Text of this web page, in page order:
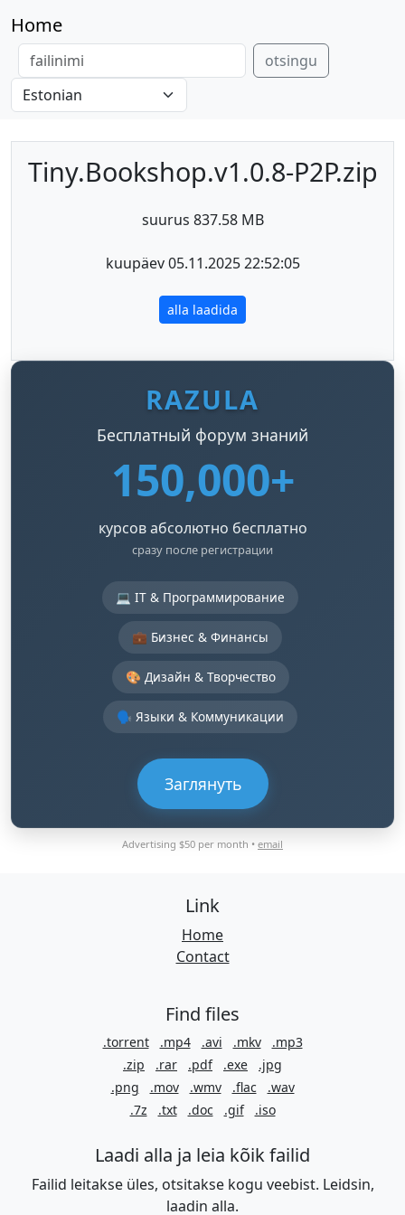
Home
otsingu
Tiny.Bookshop.v1.0.8-P2P.zip
suurus 837.58 MB
kuupäev 05.11.2025 22:52:05
alla laadida
RAZULA
Бесплатный форум знаний
150,000+
курсов абсолютно бесплатно
сразу после регистрации
💻 IT & Программирование
💼 Бизнес & Финансы
🎨 Дизайн & Творчество
🗣️ Языки & Коммуникации
Заглянуть
Advertising $50 per month • email
Link
Home
Contact
Find files
.torrent .mp4 .avi .mkv
.mp3
.zip
.rar .pdf .exe
.jpg
.png
.mov .wmv .flac
.wav
.7z
.txt .doc .gif .iso
Laadi alla ja leia kõik failid
Failid leitakse üles, otsitakse kogu veebist. Leidsin,
laadin alla.